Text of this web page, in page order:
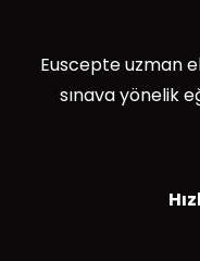
Euscepte uzman
sınava yönelik